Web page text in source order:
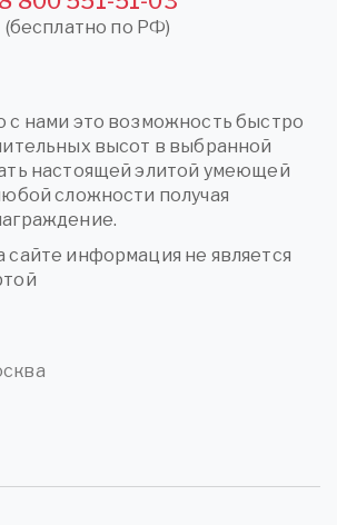
(бесплатно по РФ)
с нами это возможность быстро
высот в выбранной
настоящей элитой умеющей
сложности получая
информация не является